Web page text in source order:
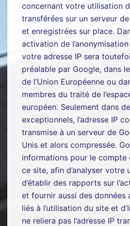
concernant votre utilisation
transférées sur un serveur
et enregistrées sur place.
activation de l’anonymisation
votre adresse IP sera
préalable par Google, dans
de l’Union Européenne ou
membres du traité de
européen. Seulement dans
exceptionnels, l’adresse IP
transmise à un serveur de
Unis et alors compressée.
informations pour le compte
ce site, afin d’analyser votre
d’établir des rapports sur
et fournir aussi des données
liés à l’utilisation du site et
ne reliera pas l’adresse IP